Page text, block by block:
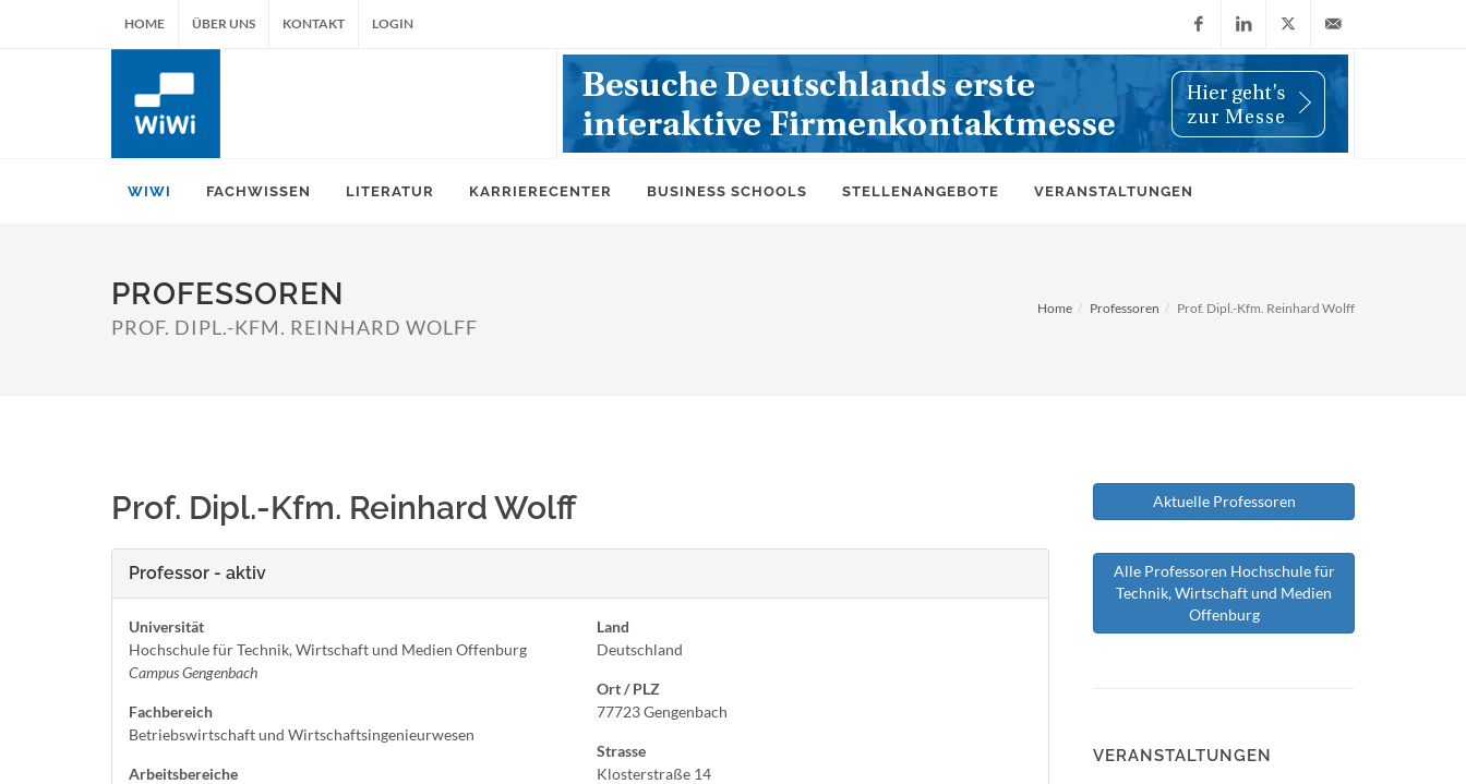
HOME ÜBER UNS KONTAKT LOGIN
FacebookLinkedIn
X
(Twitter)
info@wiwi-
WIWI FACHWISSEN LITERATUR KARRIERECENTER BUSINESS SCHOOLS STELLENANGEBOTE VERANSTALTUNGEN
PROFESSOREN
PROF. DIPL.-KFM. REINHARD WOLFF
Home Professoren Prof. Dipl.-Kfm. Reinhard Wolff
Prof. Dipl.-Kfm. Reinhard Wolff
Professor - aktiv
Universität
Hochschule für Technik, Wirtschaft und Medien Offenburg
Campus Gengenbach
Fachbereich
Betriebswirtschaft und Wirtschaftsingenieurwesen
Arbeitsbereiche
Land
Deutschland
Ort / PLZ
77723 Gengenbach
Strasse
Klosterstraße 14
Aktuelle Professoren
Alle Professoren Hochschule für
Technik, Wirtschaft und Medien
Offenburg
VERANSTALTUNGEN